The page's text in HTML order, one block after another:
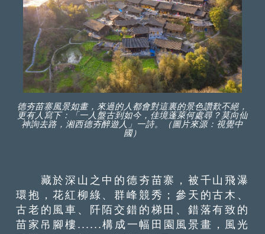
德夯苗寨風景如畫，來過的人都會對這裏的景色讚歎不絕，
更有人寫下：「一人盤古到如今，佳境蓬萊何處尋？莫向仙
神詢去路，湘西德夯醉遊人」一詩。（圖片來源：視覺中
國）
藏於深山之中的德夯苗寨，被千山飛瀑
環抱，花紅柳綠、群峰競秀；參天的古木、
古老的風車、阡陌交錯的梯田、錯落有致的
苗家吊腳樓......構成一幅田園風景畫，風光